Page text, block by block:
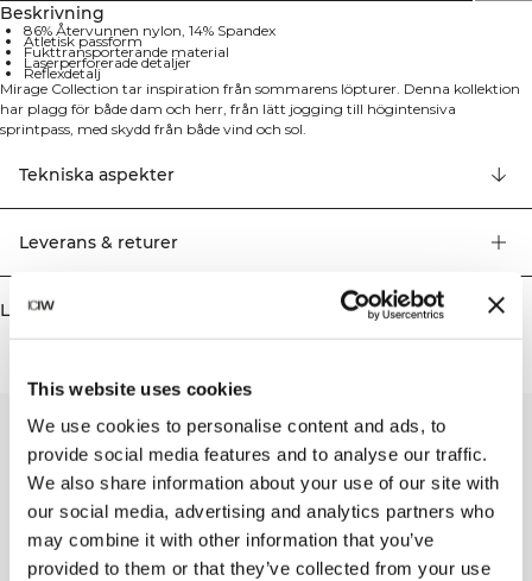
This website uses cookies
We use cookies to personalise content and ads, to
provide social media features and to analyse our traffic.
We also share information about your use of our site with
our social media, advertising and analytics partners who
may combine it with other information that you’ve
provided to them or that they’ve collected from your use
Beskrivning
86% Återvunnen nylon, 14% Spandex
Atletisk passform
Fukttransporterande material
Laserperforerade detaljer
Reflexdetalj
Mirage Collection tar inspiration från sommarens löpturer. Denna kollektion
har plagg för både dam och herr, från lätt jogging till högintensiva
sprintpass, med skydd från både vind och sol.
väldigt stretchigt med fuktavvisande egenskaper samt laserskuren
perforering för ventilation. 86% Återvunnen nylon, 14% Elastan
Tekniska aspekter
Leverans & returer
Liknande produkter